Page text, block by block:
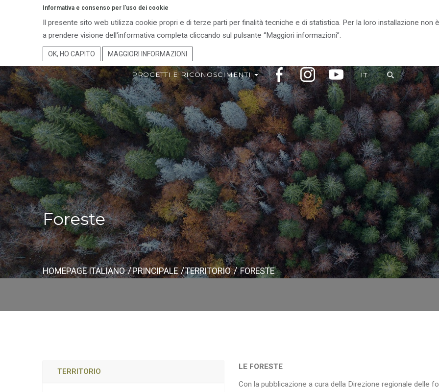
Informativa e consenso per l'uso dei cookie
Il presente sito web utilizza cookie propri e di terze parti per finalità tecniche e di statistica. Per la loro installazione non
a prendere visione dell'informativa completa cliccando sul pulsante “Maggiori informazioni”.
OK, HO CAPITO MAGGIORI INFORMAZIONI
ENTE PARCO TERRITORIO VIVI IL PARCO IL PARCO CONSIGLIA
PROGETTI E RICONOSCIMENTI IT
Foreste
HOMEPAGE ITALIANO PRINCIPALE TERRITORIO FORESTE
LE FORESTE
Con la pubblicazione a cura della Direzione regionale delle
TERRITORIO